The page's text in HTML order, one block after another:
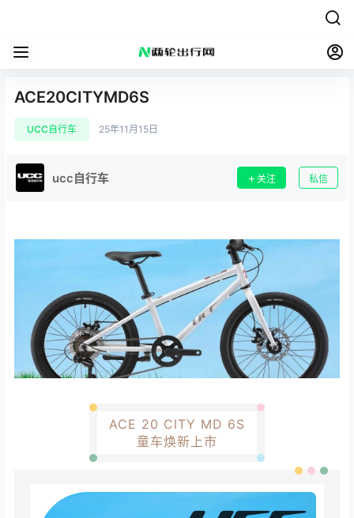
ACE20CITYMD6S
UCC自行车 25年11月15日
ucc自行车 关注 私信
ACE 20 CITY MD 6S
童车焕新上市